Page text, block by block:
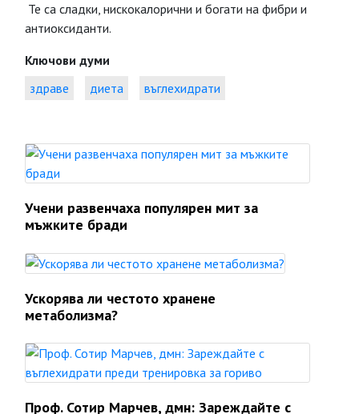
Те са сладки, нискокалорични и богати на фибри и
антиоксиданти.
Ключови думи
здраве
диета въглехидрати
Учени развенчаха популярен мит за
мъжките бради
Ускорява ли честото хранене
метаболизма?
Проф. Сотир Марчев, дмн: Зареждайте с